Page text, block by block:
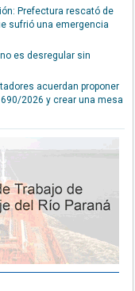
Prefectura rescató de
sufrió una emergencia
es desregular sin
acuerdan proponer
2026 y crear una mesa